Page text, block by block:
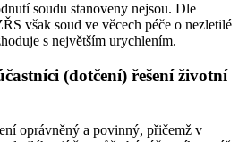
soudu stanoveny nejsou. Dle
však soud ve věcech péče o nezletilé
s největším urychlením.
(dotčení) řešení životní
oprávněný a povinný, přičemž v